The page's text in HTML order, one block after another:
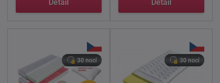
Detail Detail
30 nocí 30 nocí